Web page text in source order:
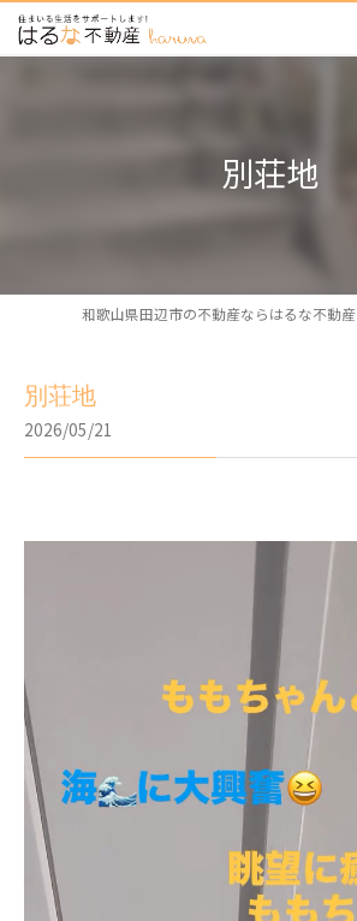
別荘地
和歌山県田辺市の不動産ならはるな不動産
別荘地
2026/05/21